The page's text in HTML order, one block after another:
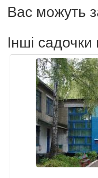
Вас можуть
Інші садочки